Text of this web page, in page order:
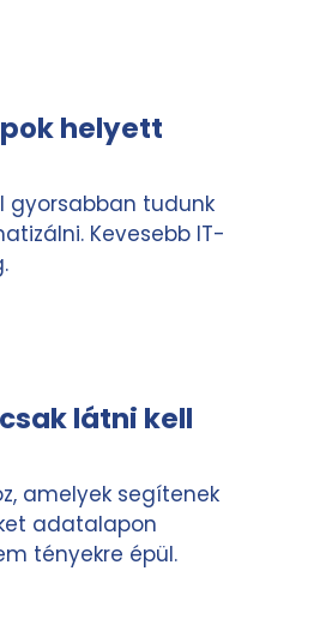
helyett
gyorsabban tudunk
Kevesebb IT-
látni kell
amelyek segítenek
adatalapon
tényekre épül.